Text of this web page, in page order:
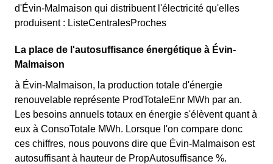
d'Évin-Malmaison qui distribuent l'électricité qu'elles
produisent : ListeCentralesProches
La place de l'autosuffisance énergétique à Évin-
Malmaison
à Évin-Malmaison, la production totale d'énergie
renouvelable représente ProdTotaleEnr MWh par an.
Les besoins annuels totaux en énergie s'élèvent quant à
eux à ConsoTotale MWh. Lorsque l'on compare donc
ces chiffres, nous pouvons dire que Évin-Malmaison est
autosuffisant à hauteur de PropAutosuffisance %.